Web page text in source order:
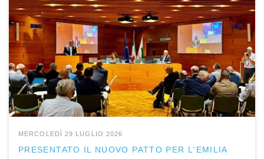
MERCOLEDÌ 29 LUGLIO 2026
PRESENTATO IL NUOVO PATTO PER L'EMILIA